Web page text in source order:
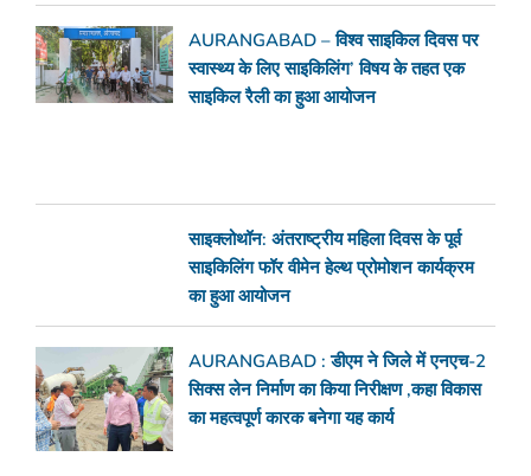
AURANGABAD – विश्व साइकिल दिवस पर
स्वास्थ्य के लिए साइकिलिंग’ विषय के तहत एक
साइकिल रैली का हुआ आयोजन
साइक्लोथॉन: अंतराष्ट्रीय महिला दिवस के पूर्व
साइकिलिंग फॉर वीमेन हेल्थ प्रोमोशन कार्यक्रम
का हुआ आयोजन
AURANGABAD : डीएम ने जिले में एनएच-2
सिक्स लेन निर्माण का किया निरीक्षण ,कहा विकास
का महत्वपूर्ण कारक बनेगा यह कार्य